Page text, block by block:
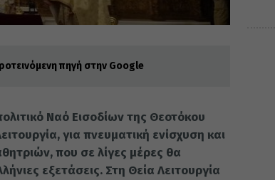
πηγή στην Google
Ναό Εισοδίων της Θεοτόκου
για πνευματική ενίσχυση και
που σε λίγες μέρες θα
εξετάσεις. Στη Θεία Λειτουργία